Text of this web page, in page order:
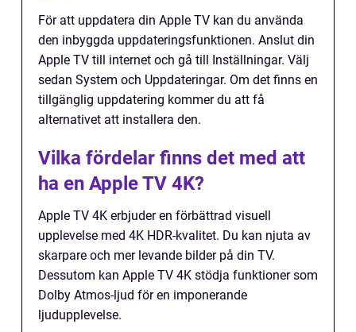
För att uppdatera din Apple TV kan du använda
den inbyggda uppdateringsfunktionen. Anslut din
Apple TV till internet och gå till Inställningar. Välj
sedan System och Uppdateringar. Om det finns en
tillgänglig uppdatering kommer du att få
alternativet att installera den.
Vilka fördelar finns det med att
ha en Apple TV 4K?
Apple TV 4K erbjuder en förbättrad visuell
upplevelse med 4K HDR-kvalitet. Du kan njuta av
skarpare och mer levande bilder på din TV.
Dessutom kan Apple TV 4K stödja funktioner som
Dolby Atmos-ljud för en imponerande
ljudupplevelse.